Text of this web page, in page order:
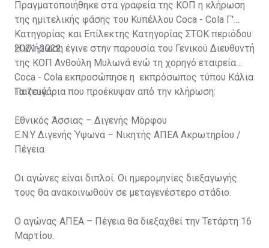
Πραγματοποιήθηκε στα γραφεία της ΚΟΠ η κλήρωση
της ημιτελικής φάσης του Κυπέλλου Coca - Cola Γ'
Κατηγορίας και Επίλεκτης Κατηγορίας ΣΤΟΚ περιόδου
2021-2022.
H κλήρωση έγινε στην παρουσία του Γενικού Διευθυντή
της ΚΟΠ Ανθούλη Μυλωνά ενώ τη χορηγό εταιρεία
Coca - Cola εκπροσώπησε η εκπρόσωπος τύπου Κάλια
Πατσιά.
Τα ζευγάρια που προέκυψαν από την κλήρωση:
Εθνικός Άσσιας – Διγενής Μόρφου
Ε.Ν.Υ Διγενής Ύψωνα – Νικητής ΑΠΕΑ Ακρωτηρίου /
Πέγεια
Οι αγώνες είναι διπλοί. Οι ημερομηνίες διεξαγωγής
τους θα ανακοινωθούν σε μεταγενέστερο στάδιο.
Ο αγώνας ΑΠΕΑ – Πέγεια θα διεξαχθεί την Τετάρτη 16
Μαρτίου.